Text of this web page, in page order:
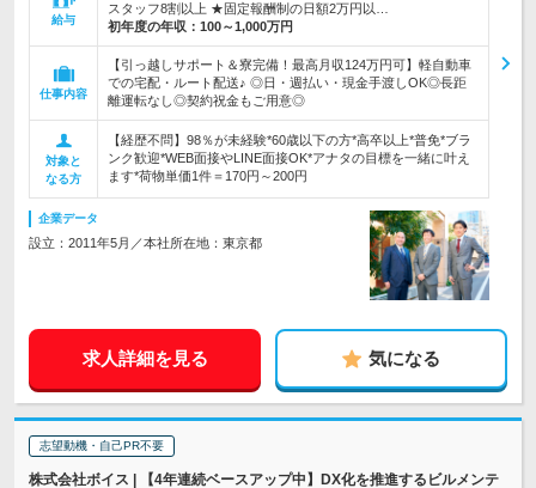
給与
スタッフ8割以上 ★固定報酬制の日額2万円以…
初年度の年収： 100～1,000万円
仕事内容
【引っ越しサポート＆寮完備！最高月収124万円可】軽自動車
での宅配・ルート配送♪ ◎日・週払い・現金手渡しOK◎長距
離運転なし◎契約祝金もご用意◎
対象と
なる方
【経歴不問】98％が未経験*60歳以下の方*高卒以上*普免*ブラ
ンク歓迎*WEB面接やLINE面接OK*アナタの目標を一緒に叶え
ます*荷物単価1件＝170円～200円
企業データ
設立：2011年5月／本社所在地：東京都
求人詳細を見る 気になる
志望動機・自己PR不要
株式会社ボイス | 【4年連続ベースアップ中】DX化を推進するビルメンテ